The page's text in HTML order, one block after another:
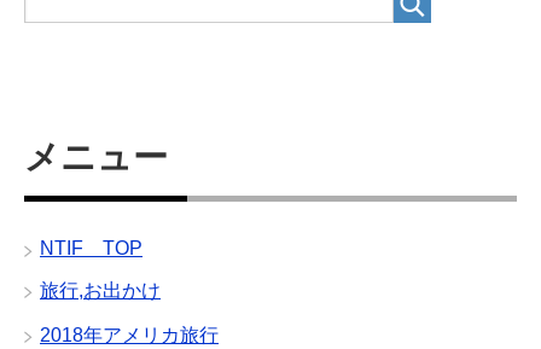
メニュー
NTIF TOP
旅行,お出かけ
2018年アメリカ旅行